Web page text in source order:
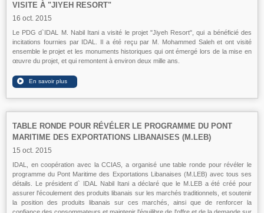
VISITE À "JIYEH RESORT"
16 oct. 2015
Le PDG d`IDAL M. Nabil Itani a visité le projet "Jiyeh Resort", qui a bénéficié des
incitations fournies par IDAL. Il a été reçu par M. Mohammed Saleh et ont visité
ensemble le projet et les monuments historiques qui ont émergé lors de la mise en
œuvre du projet, et qui remontent à environ deux mille ans.
TABLE RONDE POUR RÉVÉLER LE PROGRAMME DU PONT
MARITIME DES EXPORTATIONS LIBANAISES (M.LEB)
15 oct. 2015
IDAL, en coopération avec la CCIAS, a organisé une table ronde pour révéler le
programme du Pont Maritime des Exportations Libanaises (M.LEB) avec tous ses
détails. Le président d` IDAL Nabil Itani a déclaré que le M.LEB a été créé pour
assurer l'écoulement des produits libanais sur les marchés traditionnels, et soutenir
la position des produits libanais sur ces marchés, ainsi que de renforcer la